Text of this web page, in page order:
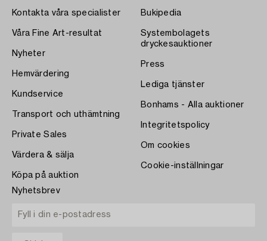
Kontakta våra specialister
Våra Fine Art-resultat
Nyheter
Hemvärdering
Kundservice
Transport och uthämtning
Private Sales
Värdera & sälja
Köpa på auktion
Bukipedia
Systembolagets
dryckesauktioner
Press
Lediga tjänster
Bonhams - Alla auktioner
Integritetspolicy
Om cookies
Cookie-inställningar
Nyhetsbrev